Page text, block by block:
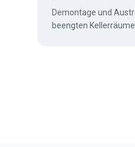
Demontage und
beengten